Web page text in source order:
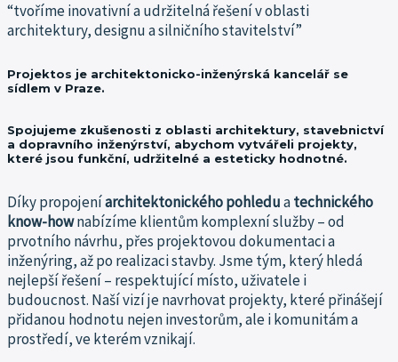
“tvoříme inovativní a udržitelná řešení v oblasti
architektury, designu a silničního stavitelství”
Projektos je architektonicko-inženýrská kancelář se
sídlem v Praze.
Spojujeme zkušenosti z oblasti architektury, stavebnictví
a dopravního inženýrství, abychom vytvářeli projekty,
které jsou funkční, udržitelné a esteticky hodnotné.
Díky propojeníarchitektonického pohleduatechnického
know-hownabízíme klientům komplexní služby – od
prvotního návrhu, přes projektovou dokumentaci a
inženýring, až po realizaci stavby. Jsme tým, který hledá
nejlepší řešení – respektující místo, uživatele i
budoucnost. Naší vizí je navrhovat projekty, které přinášejí
přidanou hodnotu nejen investorům, ale i komunitám a
prostředí, ve kterém vznikají.